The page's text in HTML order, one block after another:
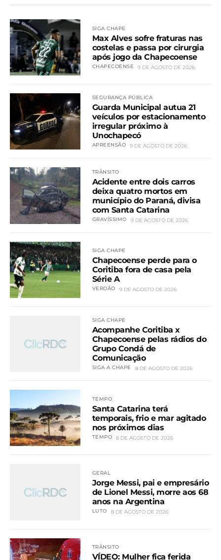
SIGA CHAPE
Max Alves sofre fraturas nas
costelas e passa por cirurgia
após jogo da Chapecoense
CHAPECOENSE 9 DE AGOSTO DE 2026
SEGURANÇA PÚBLICA
Guarda Municipal autua 21
veículos por estacionamento
irregular próximo à
Unochapecó
APREENSÃO 9 DE AGOSTO DE 2026
TRÂNSITO
Acidente entre dois carros
deixa quatro mortos em
município do Paraná, divisa
com Santa Catarina
GRAVÍSSIMO 9 DE AGOSTO DE 2026
SIGA CHAPE
Chapecoense perde para o
Coritiba fora de casa pela
Série A
VERDÃO 9 DE AGOSTO DE 2026
SIGA CHAPE
Acompanhe Coritiba x
Chapecoense pelas rádios do
Grupo Condá de
Comunicação
SIGA A CHAPE 8 DE AGOSTO DE 2026
TEMPO
Santa Catarina terá
temporais, frio e mar agitado
nos próximos dias
TEMPO 8 DE AGOSTO DE 2026
GERAL
Jorge Messi, pai e empresário
de Lionel Messi, morre aos 68
anos na Argentina
LUTO 8 DE AGOSTO DE 2026
TRÂNSITO
VÍDEO: Mulher fica ferida